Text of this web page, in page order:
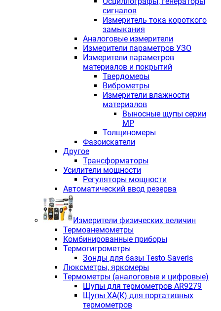
сигналов
Измеритель тока короткого
замыкания
Аналоговые измерители
Измерители параметров УЗО
Измерители параметров
материалов и покрытий
Твердомеры
Виброметры
Измерители влажности
материалов
Выносные щупы серии
МР
Толщиномеры
Фазоискатели
Другое
Трансформаторы
Усилители мощности
Регуляторы мощности
Автоматический ввод резерва
Измерители физических величин
Термоанемометры
Комбинированные приборы
Термогигрометры
Зонды для базы Testo Saveris
Люксметры, яркомеры
Термометры (аналоговые и цифровые)
Щупы для термометров AR9279
Щупы ХА(К) для портативных
термометров